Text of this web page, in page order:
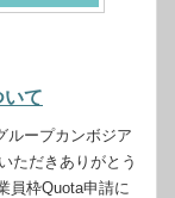
て
ループカンボジア
ただきありがとう
員枠Quota申請に